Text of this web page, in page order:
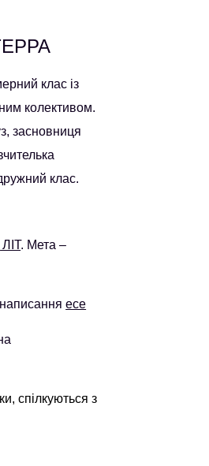
клас із
колективом.
засновниця
клас.
. Мета –
есе
спілкуються з